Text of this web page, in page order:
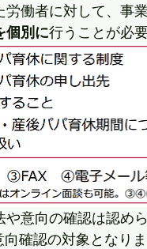
働者に対して、事
個別に行うことが必
意向の確認は認め
確認の対象となりま